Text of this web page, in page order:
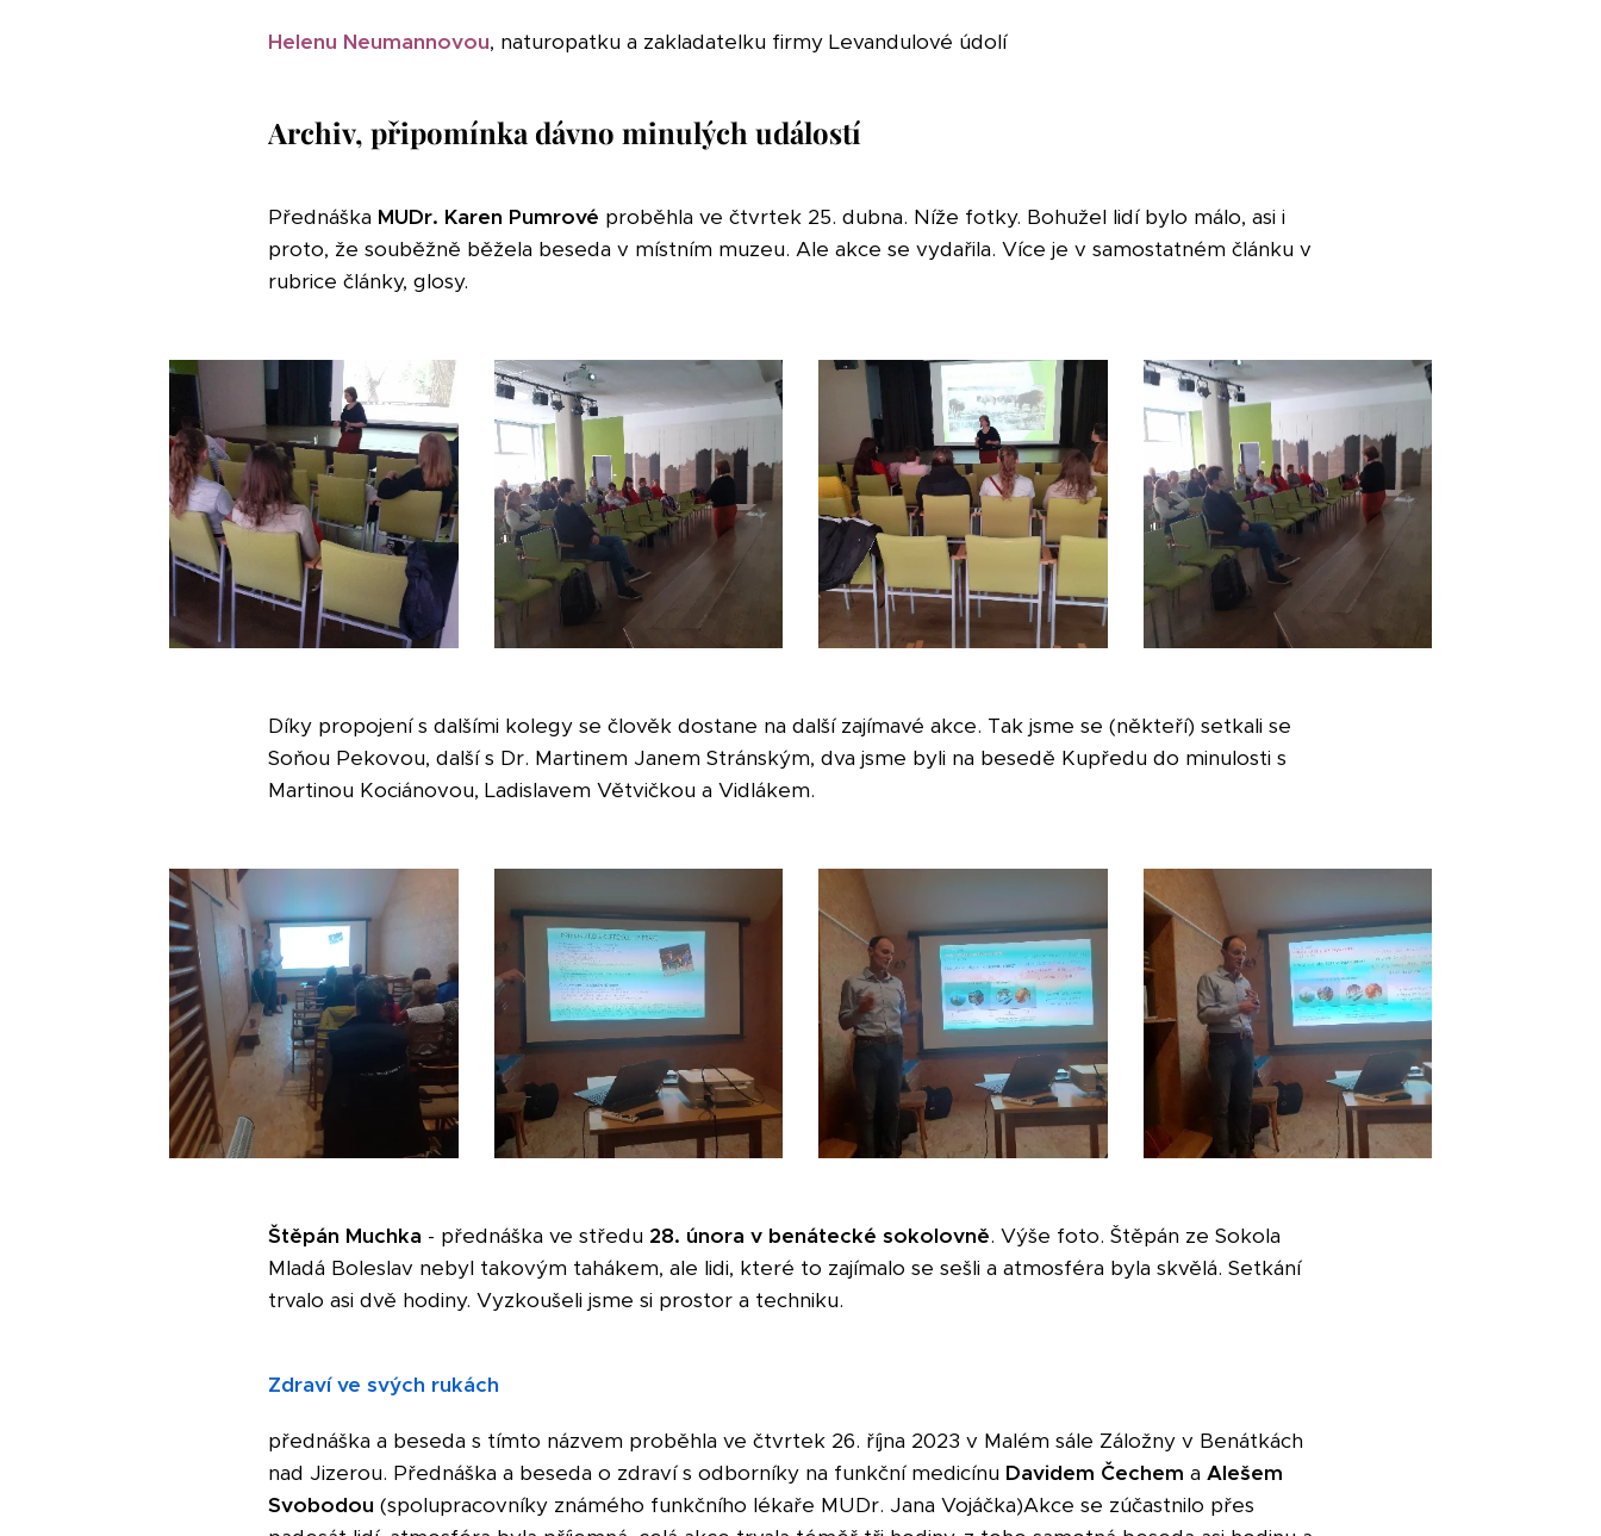
Helenu Neumannovou, naturopatku a zakladatelku firmy Levandulové údolí
Archiv, připomínka dávno minulých událostí
Přednáška MUDr. Karen Pumrové proběhla ve čtvrtek 25. dubna. Níže fotky. Bohužel lidí bylo málo, asi i
proto, že souběžně běžela beseda v místním muzeu. Ale akce se vydařila. Více je v samostatném článku v
rubrice články, glosy.
Díky propojení s dalšími kolegy se člověk dostane na další zajímavé akce. Tak jsme se (někteří) setkali se
Soňou Pekovou, další s Dr. Martinem Janem Stránským, dva jsme byli na besedě Kupředu do minulosti s
Martinou Kociánovou, Ladislavem Větvičkou a Vidlákem.
Štěpán Muchka - přednáška ve středu 28. února v benátecké sokolovně. Výše foto. Štěpán ze Sokola
Mladá Boleslav nebyl takovým tahákem, ale lidi, které to zajímalo se sešli a atmosféra byla skvělá. Setkání
trvalo asi dvě hodiny. Vyzkoušeli jsme si prostor a techniku.
Zdraví ve svých rukách
přednáška a beseda s tímto názvem proběhla ve čtvrtek 26. října 2023 v Malém sále Záložny v Benátkách
nad Jizerou. Přednáška a beseda o zdraví s odborníky na funkční medicínu Davidem Čechem a Alešem
Svobodou (spolupracovníky známého funkčního lékaře MUDr. Jana Vojáčka)Akce se zúčastnilo přes